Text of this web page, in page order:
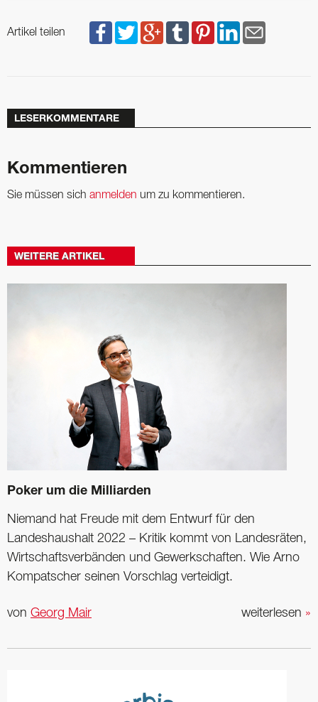
Artikel teilen
LESERKOMMENTARE
Kommentieren
Sie müssen sich anmelden um zu kommentieren.
WEITERE ARTIKEL
Poker um die Milliarden
Niemand hat Freude mit dem Entwurf für den
Landeshaushalt 2022 – Kritik kommt von Landesräten,
Wirtschaftsverbänden und Gewerkschaften. Wie Arno
Kompatscher seinen Vorschlag verteidigt.
weiterlesen »
von Georg Mair